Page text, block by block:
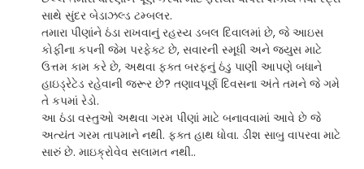
સાથે સુંદર બેડાઝલ્ડ ટમ્બલર.
તમારા પીણાંને ઠંડા રાખવાનું રહસ્ય ડબલ દિવાલમાં છે, જે આઇસ
કોફીના કપની જેમ પરફેક્ટ છે, સવારની સ્મૂધી અને જ્યુસ માટે
ઉત્તમ કામ કરે છે, અથવા ફક્ત બરફનું ઠંડુ પાણી આપણે બધાને
હાઇડ્રેટેડ રહેવાની જરૂર છે? તણાવપૂર્ણ દિવસના અંતે તમને જે ગમે
તે કપમાં રેડો.
આ ઠંડા વસ્તુઓ અથવા ગરમ પીણાં માટે બનાવવામાં આવે છે જે
અત્યંત ગરમ તાપમાને નથી. ફક્ત હાથ ધોવા. ડીશ સાબુ વાપરવા માટે
સારું છે. માઇક્રોવેવ સલામત નથી..